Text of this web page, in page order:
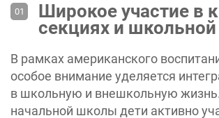
Широкое участие в
секциях и
В рамках американского
особое внимание уделяется
в школьную и внешкольную
начальной школы дети активно